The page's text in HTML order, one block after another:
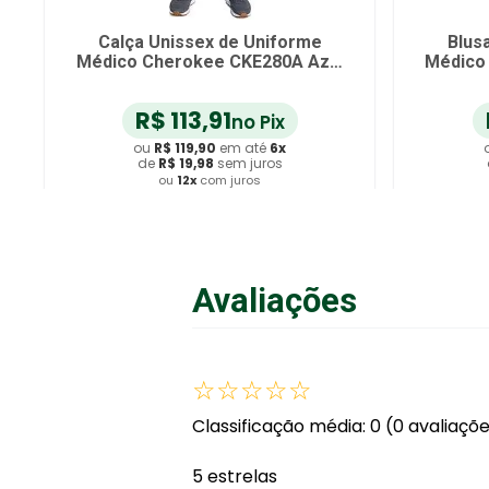
Calça Feminina de Uniforme
Médico Cherokee 1123A Vinho
R$218,41 no Pix
ou R$229,90 em até
de R$38,31sem juros
ou 12xcom juros
Avaliações
☆☆☆☆☆
Classificação média: 0 (0
5 estrelas